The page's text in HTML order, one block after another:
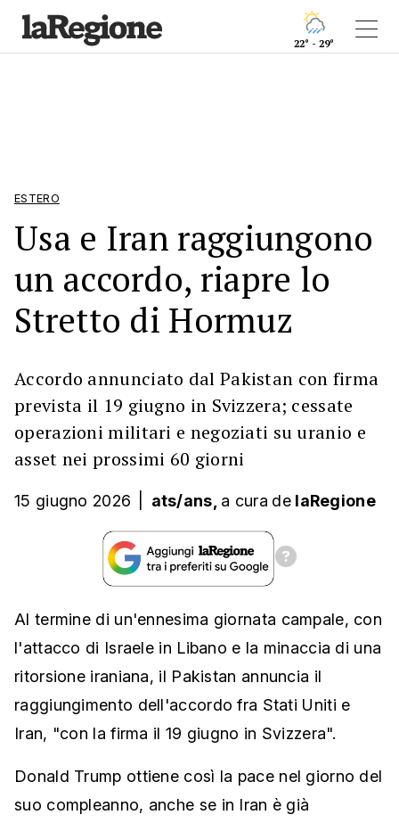
22° - 29°
ESTERO
Usa e Iran raggiungono
un accordo, riapre lo
Stretto di Hormuz
Accordo annunciato dal Pakistan con firma
prevista il 19 giugno in Svizzera; cessate
operazioni militari e negoziati su uranio e
asset nei prossimi 60 giorni
15 giugno 2026 ats/ans, a cura de laRegione
Al termine di un'ennesima giornata campale, con
l'attacco di Israele in Libano e la minaccia di una
ritorsione iraniana, il Pakistan annuncia il
raggiungimento dell'accordo fra Stati Uniti e
Iran, "con la firma il 19 giugno in Svizzera".
Donald Trump ottiene così la pace nel giorno del
suo compleanno, anche se in Iran è già